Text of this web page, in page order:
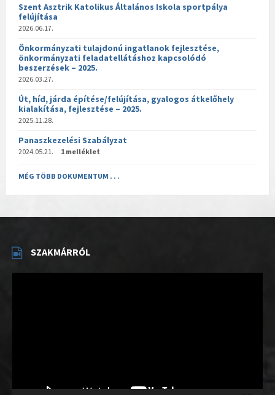
Szent Asztrik Katolikus Általános Iskola sportpálya
felújítása
2026.06.17.
Önkormányzati tulajdonú ingatlanok fejlesztése,
önkormányzati feladatellátáshoz kapcsolódó
beszerzések – 2025.
2026.03.27.
Út, híd, járda építése/felújítása, gyalogos átkelőhely
kialakítása, fejlesztése – 2025.
2025.11.28.
Panaszkezelési Szabályzat
2024.05.21. 1 melléklet
MÉG TÖBB DOKUMENTUM . . .
SZAKMÁRRÓL